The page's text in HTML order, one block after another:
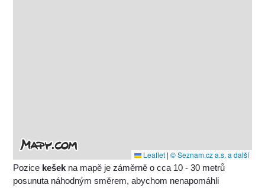
Leaflet | © Seznam.cz a.s. a další
Pozice kešek na mapě je záměrně o cca 10 - 30 metrů
posunuta náhodným směrem, abychom nenapomáhli